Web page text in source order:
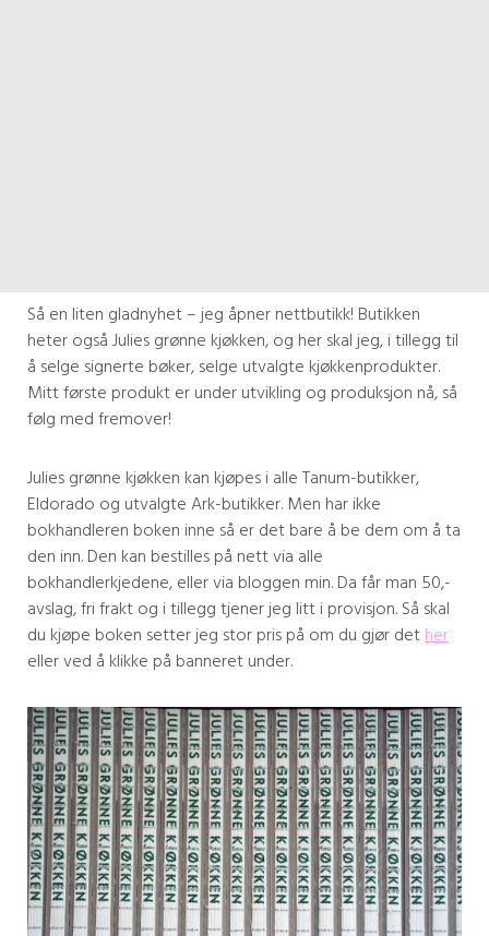
Så en liten gladnyhet – jeg åpner nettbutikk! Butikken
heter også Julies grønne kjøkken, og her skal jeg, i tillegg til
å selge signerte bøker, selge utvalgte kjøkkenprodukter.
Mitt første produkt er under utvikling og produksjon nå, så
følg med fremover!
Julies grønne kjøkken kan kjøpes i alle Tanum-butikker,
Eldorado og utvalgte Ark-butikker. Men har ikke
bokhandleren boken inne så er det bare å be dem om å ta
den inn. Den kan bestilles på nett via alle
bokhandlerkjedene, eller via bloggen min. Da får man 50,-
avslag, fri frakt og i tillegg tjener jeg litt i provisjon. Så skal
du kjøpe boken setter jeg stor pris på om du gjør dether
eller ved å klikke på banneret under.